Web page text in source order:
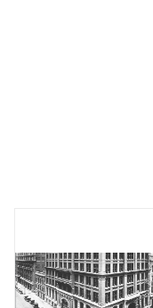
FEM für
Entwerfen und
mit CBFEM gemäß